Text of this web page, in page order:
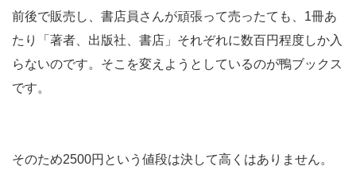
前後で販売し、書店員さんが頑張って売ったても、1冊あ
たり「著者、出版社、書店」それぞれに数百円程度しか入
らないのです。そこを変えようとしているのが鴨ブックス
です。
そのため2500円という値段は決して高くはありません。